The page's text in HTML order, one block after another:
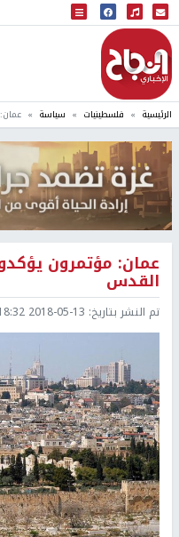
البث المباشر
إذاعة النجاح
الرئيسية فلسطينيات سياسة
عمان: مؤتمرون
القدس
تم النشر بتاريخ: 2018-05-13 18:32